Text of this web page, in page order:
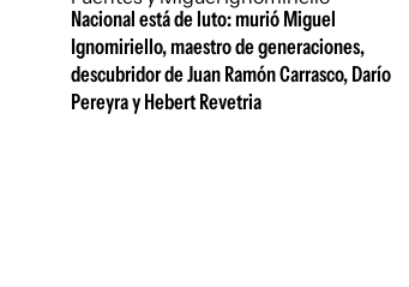
Nacional está de luto: murió Miguel
Ignomiriello, maestro de generaciones,
descubridor de Juan Ramón Carrasco, Darío
Pereyra y Hebert Revetria